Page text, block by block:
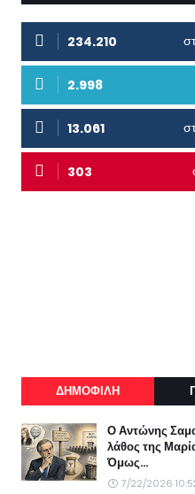
234.210
2.998
13.061
303
ΔΗΜΟΦΙΛΗ
Ο Αντώνης
λάθος της
Όμως...
7/22/2026